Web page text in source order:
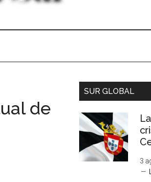
de
SUR GLOBAL
3